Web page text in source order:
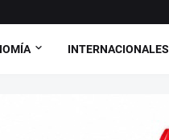
INTERNACIONALES